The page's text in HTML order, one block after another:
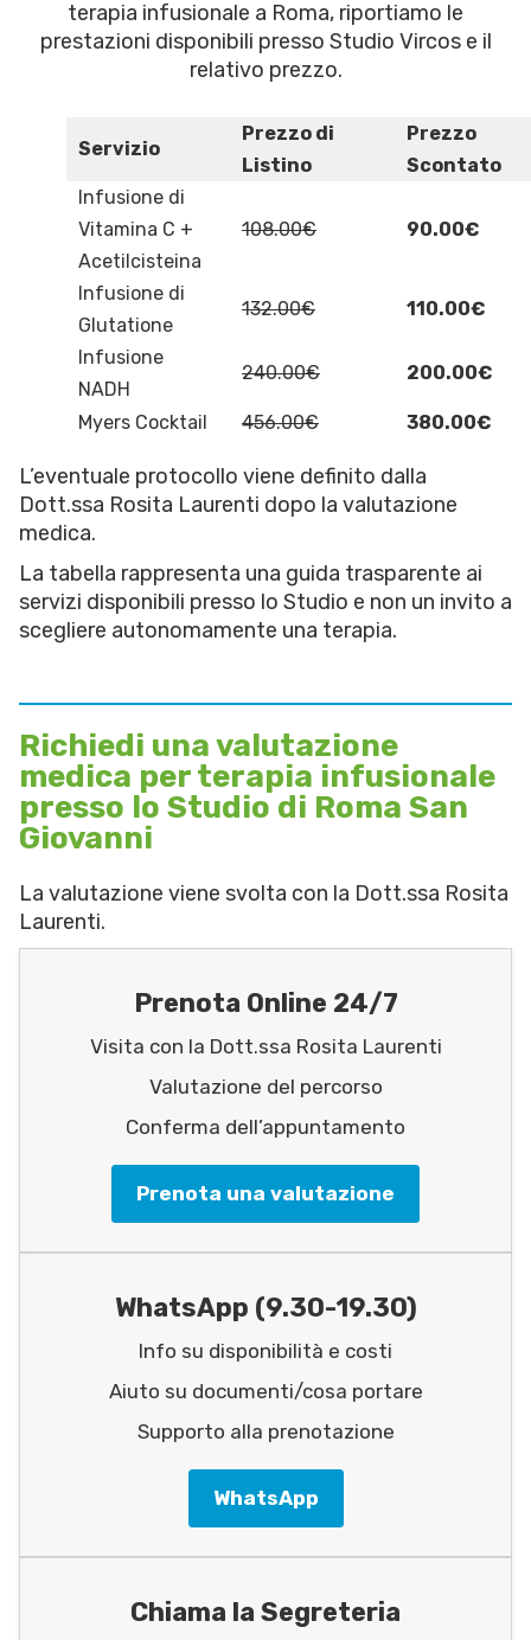
terapia infusionale a Roma, riportiamo le
prestazioni disponibili presso Studio Vircos e il
relativo prezzo.
Servizio
Prezzo di
Listino
Prezzo
Scontato
Infusione di
Vitamina C +
Acetilcisteina
108.00€ 90.00€
Infusione di
Glutatione
132.00€ 110.00€
Infusione
NADH
240.00€ 200.00€
Myers Cocktail 456.00€ 380.00€
L’eventuale protocollo viene definito dalla
Dott.ssa Rosita Laurenti dopo la valutazione
medica.
La tabella rappresenta una guida trasparente ai
servizi disponibili presso lo Studio e non un invito a
scegliere autonomamente una terapia.
Richiedi una valutazione
medica per terapia infusionale
presso lo Studio di Roma San
Giovanni
La valutazione viene svolta con la Dott.ssa Rosita
Laurenti.
Prenota Online 24/7
Visita con la Dott.ssa Rosita Laurenti
Valutazione del percorso
Conferma dell’appuntamento
Prenota una valutazione
WhatsApp (9.30-19.30)
Info su disponibilità e costi
Aiuto su documenti/cosa portare
Supporto alla prenotazione
WhatsApp
Chiama la Segreteria